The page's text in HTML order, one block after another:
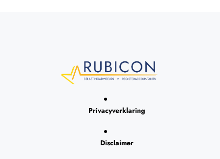
Privacyverklaring
Disclaimer